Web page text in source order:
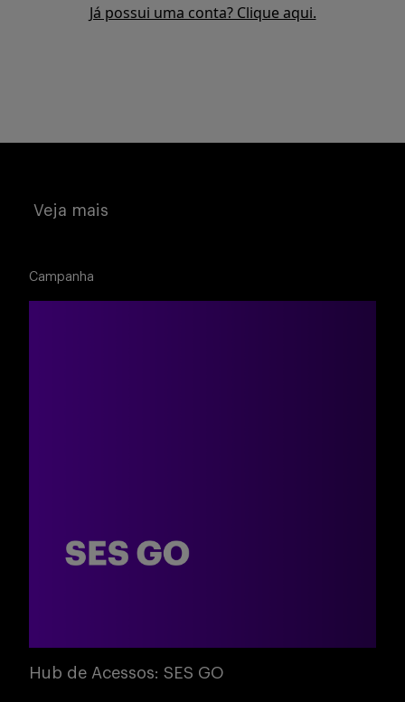
Já possui uma conta? Clique aqui.
Veja mais
Campanha
Hub de Acessos: SES GO